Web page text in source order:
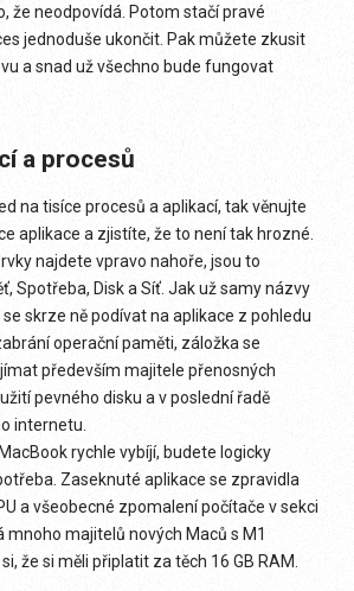
že neodpovídá. Potom stačí pravé
jednoduše ukončit. Pak můžete zkusit
a snad už všechno bude fungovat
a procesů
na tisíce procesů a aplikací, tak věnujte
aplikace a zjistíte, že to není tak hrozné.
najdete vpravo nahoře, jsou to
Spotřeba, Disk a Síť. Jak už samy názvy
skrze ně podívat na aplikace z pohledu
operační paměti, záložka se
především majitele přenosných
pevného disku a v poslední řadě
internetu.
rychle vybíjí, budete logicky
Zaseknuté aplikace se zpravidla
a všeobecné zpomalení počítače v sekci
mnoho majitelů nových Maců s M1
že si měli připlatit za těch 16 GB RAM.